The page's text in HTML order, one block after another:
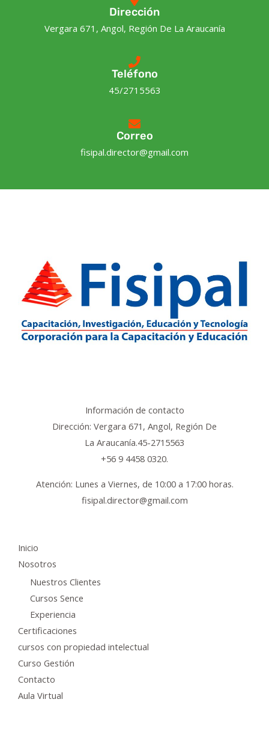
Dirección
Vergara 671, Angol, Región De La Araucanía
Teléfono
45/2715563
Correo
fisipal.director@gmail.com
Información de contacto
Dirección: Vergara 671, Angol, Región De
La Araucanía.45-2715563
+56 9 4458 0320.
Atención: Lunes a Viernes, de 10:00 a 17:00 horas.
fisipal.director@gmail.com
Inicio
Nosotros
Nuestros Clientes
Cursos Sence
Experiencia
Certificaciones
cursos con propiedad intelectual
Curso Gestión
Contacto
Aula Virtual